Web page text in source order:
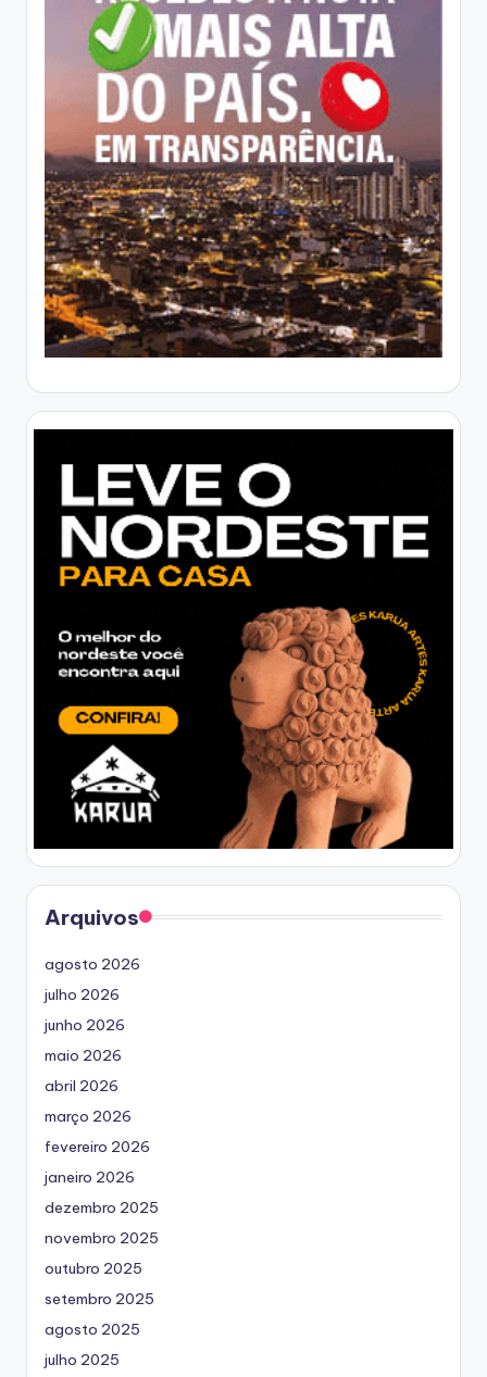
Arquivos
agosto 2026
julho 2026
junho 2026
maio 2026
abril 2026
março 2026
fevereiro 2026
janeiro 2026
dezembro 2025
novembro 2025
outubro 2025
setembro 2025
agosto 2025
julho 2025